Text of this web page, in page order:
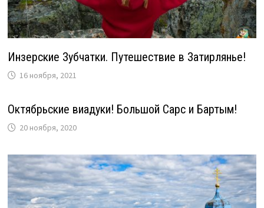
Инзерские Зубчатки. Путешествие в Затирлянье!
16 ноября, 2021
Октябрьские виадуки! Большой Сарс и Бартым!
20 ноября, 2020